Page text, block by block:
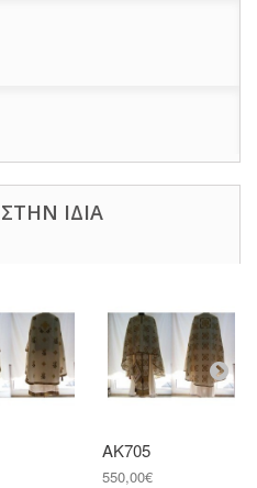
ΊΔΙΑ
ΑΚ705
550,00€